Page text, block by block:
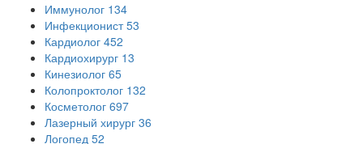
Иммунолог 134
Инфекционист 53
Кардиолог 452
Кардиохирург 13
Кинезиолог 65
Колопроктолог 132
Косметолог 697
Лазерный хирург 36
Логопед 52